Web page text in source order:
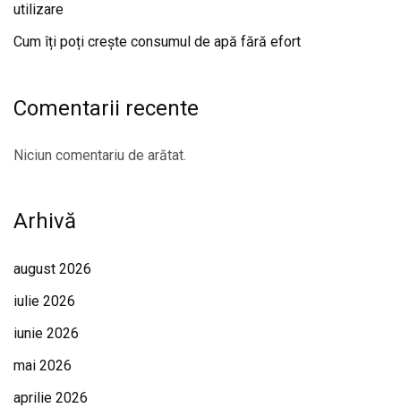
utilizare
Cum îți poți crește consumul de apă fără efort
Comentarii recente
Niciun comentariu de arătat.
Arhivă
august 2026
iulie 2026
iunie 2026
mai 2026
aprilie 2026